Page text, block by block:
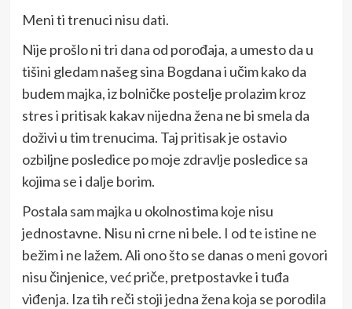
Meni ti trenuci nisu dati.
Nije prošlo ni tri dana od porođaja, a umesto da u
tišini gledam našeg sina Bogdana i učim kako da
budem majka, iz bolničke postelje prolazim kroz
stres i pritisak kakav nijedna žena ne bi smela da
doživi u tim trenucima. Taj pritisak je ostavio
ozbiljne posledice po moje zdravlje posledice sa
kojima se i dalje borim.
Postala sam majka u okolnostima koje nisu
jednostavne. Nisu ni crne ni bele. I od te istine ne
bežim i ne lažem. Ali ono što se danas o meni govori
nisu činjenice, već priče, pretpostavke i tuđa
viđenja. Iza tih reči stoji jedna žena koja se porodila